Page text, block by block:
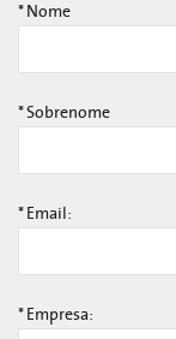
* Nome
*Sobrenome
* Email:
* Empresa: